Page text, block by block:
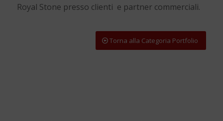
Royal Stone presso clienti e partner commerciali.
Torna alla Categoria Portfolio